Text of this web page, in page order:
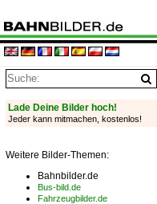
Lade Deine Bilder hoch!
Jeder kann mitmachen, kostenlos!
Weitere Bilder-Themen:
Bahnbilder.de
Bus-bild.de
Fahrzeugbilder.de